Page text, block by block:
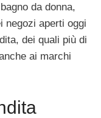
da donna,
negozi aperti oggi
dei quali più di
ai marchi